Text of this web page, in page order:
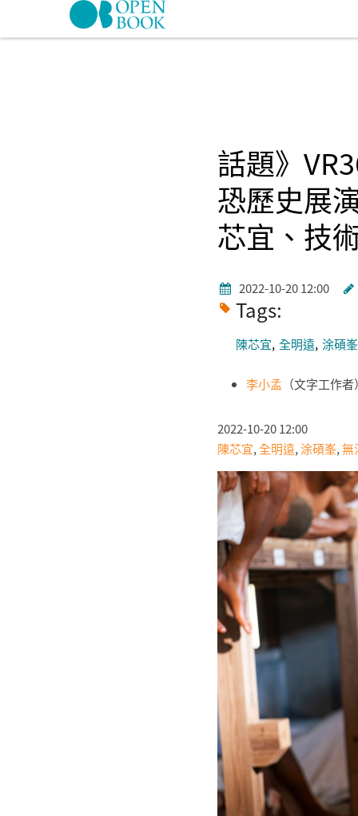
Skip to navigation
話題》
恐歷史展
芯宜、技
2022-10-20 12:00
Tags:
陳芯宜 全明遠 涂碩峯
李小孟 （文字工作者）
2022-10-20 12:00
陳芯宜,全明遠,涂碩峯,無